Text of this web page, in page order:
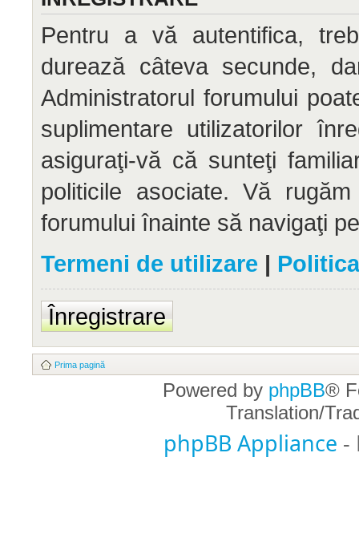
Pentru a vă autentifica,
durează câteva secunde,
Administratorul forumului
suplimentare utilizatorilor
asiguraţi-vă că sunteţi
politicile asociate. Vă
forumului înainte să navigaţi
Termeni de utilizare |
Înregistrare
Prima pagină
Powered by phpBB®
Translation/
phpBB Appliance -